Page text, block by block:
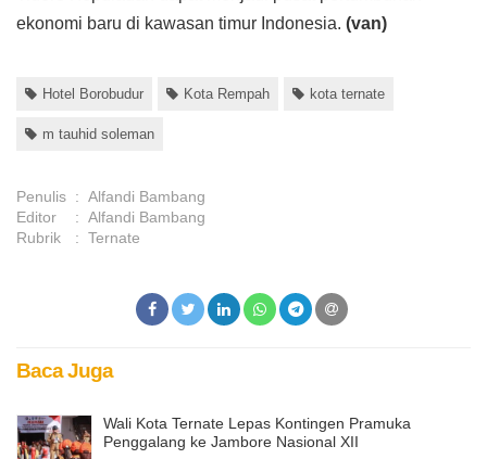
ekonomi baru di kawasan timur Indonesia. (van)
Hotel Borobudur Kota Rempah kota ternate
m tauhid soleman
Penulis : Alfandi Bambang
Editor
: Alfandi Bambang
Rubrik
: Ternate
Baca Juga
Wali Kota Ternate Lepas Kontingen Pramuka
Penggalang ke Jambore Nasional XII